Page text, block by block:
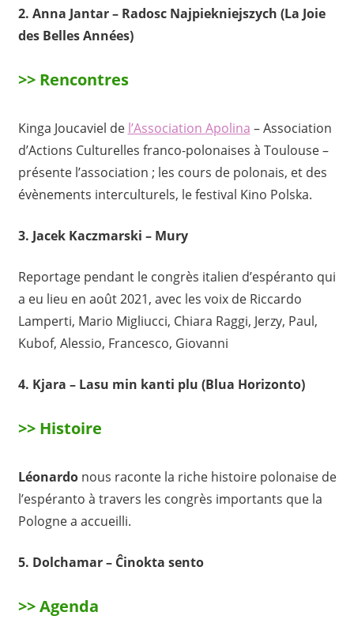
2. Anna Jantar – Radosc Najpiekniejszych (La Joie
des Belles Années)
>> Rencontres
Kinga Joucaviel de l’Association Apolina – Association
d’Actions Culturelles franco-polonaises à Toulouse –
présente l’association ; les cours de polonais, et des
évènements interculturels, le festival Kino Polska.
3. Jacek Kaczmarski – Mury
Reportage pendant le congrès italien d’espéranto qui
a eu lieu en août 2021, avec les voix de Riccardo
Lamperti, Mario Migliucci, Chiara Raggi, Jerzy, Paul,
Kubof, Alessio, Francesco, Giovanni
4. Kjara – Lasu min kanti plu (Blua Horizonto)
>> Histoire
Léonardonous raconte la riche histoire polonaise de
l’espéranto à travers les congrès importants que la
Pologne a accueilli.
5. Dolchamar – Ĉinokta sento
>> Agenda